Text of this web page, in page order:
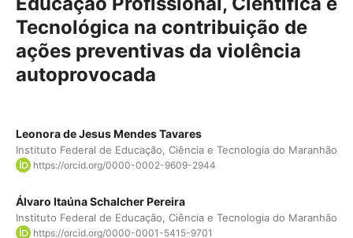
Tecnológica na contribuição de
ações preventivas da violência
autoprovocada
Leonora de Jesus Mendes Tavares
Instituto Federal de Educação, Ciência e Tecnologia do Maranhão
https://orcid.org/0000-0002-9609-2944
Álvaro Itaúna Schalcher Pereira
Instituto Federal de Educação, Ciência e Tecnologia do Maranhão
https://orcid.org/0000-0001-5415-9701